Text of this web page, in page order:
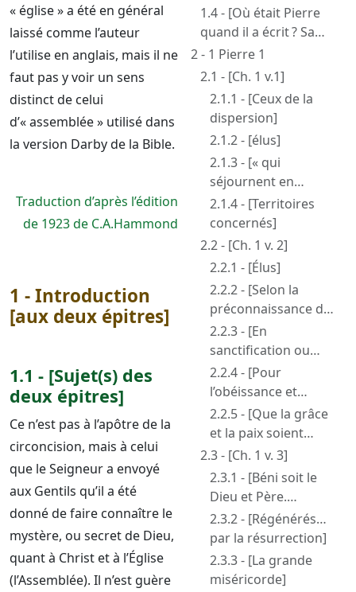
« église » a été en général
laissé comme l’auteur
l’utilise en anglais, mais il ne
faut pas y voir un sens
distinct de celui
d’« assemblée » utilisé dans
la version Darby de la Bible.
Traduction d’après l’édition
de 1923 de C.A.Hammond
1 - Introduction
[aux deux épitres]
1.1 - [Sujet(s) des
deux épitres]
Ce n’est pas à l’apôtre de la
circoncision, mais à celui
que le Seigneur a envoyé
aux Gentils qu’il a été
donné de faire connaître le
mystère, ou secret de Dieu,
quant à Christ et à l’Église
(l’Assemblée). Il n’est guère
aux Gentils ?]
1.4 - [Où était Pierre
quand il a écrit ? Sa
position par rapport à
Paul]
2 - 1 Pierre 1
2.1 - [Ch. 1 v.1]
2.1.1 - [Ceux de la
dispersion]
2.1.2 - [élus]
2.1.3 - [« qui
séjournent en
étrangers ». Pierre
auteur de l’épitre]
2.1.4 - [Territoires
concernés]
2.2 - [Ch. 1 v. 2]
2.2.1 - [Élus]
2.2.2 - [Selon la
préconnaissance de
Dieu le Père]
2.2.3 - [En
sanctification ou
sainteté de l’Esprit]
2.2.4 - [Pour
l’obéissance et
l’aspersion du sang
de Jésus-Christ]
2.2.5 - [Que la grâce
et la paix soient
multipliées]
2.3 - [Ch. 1 v. 3]
2.3.1 - [Béni soit le
Dieu et Père.
Comparaison avec
Paul s’adressant aux
Éphésiens]
2.3.2 - [Régénérés…
par la résurrection]
2.3.3 - [La grande
miséricorde]